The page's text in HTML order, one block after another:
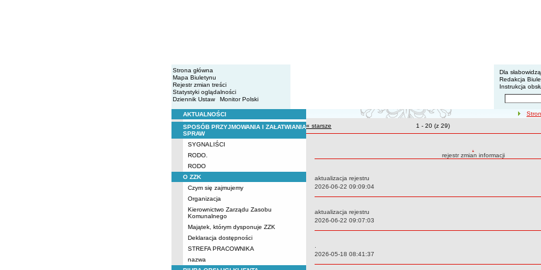
Strona główna
Mapa Biuletynu
Rejestr zmian treści
Statystyki oglądalności
Dziennik Ustaw
Monitor Polski
BIP -
Menu
Dla
Redakcja
Instrukcja
Wyszukiwarka
Menu
AKTUALNOŚCI
SPOSÓB PRZYJMOWANIA I ZAŁATWIANIA
SPRAW
SYGNALIŚCI
RODO.
RODO
O ZZK
Czym się zajmujemy
Organizacja
Kierownictwo Zarządu Zasobu
Komunalnego
Majątek, którym dysponuje ZZK
Deklaracja dostępności
STREFA PRACOWNIKA
nazwa
ścieżka
Rejestr zmian treści
« starsze Zmiany o pozycjach
1 - 20 (z 29)
rejestr zmian informacji
aktualizacja rejestru
Data:
2026-06-22 09:09:04
aktualizacja rejestru
Data:
2026-06-22 09:07:03
Data:
2026-05-18 08:41:37